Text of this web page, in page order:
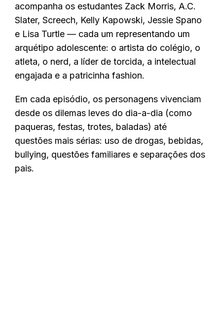
acompanha os estudantes Zack Morris, A.C.
Slater, Screech, Kelly Kapowski, Jessie Spano
e Lisa Turtle — cada um representando um
arquétipo adolescente: o artista do colégio, o
atleta, o nerd, a líder de torcida, a intelectual
engajada e a patricinha fashion.
Em cada episódio, os personagens vivenciam
desde os dilemas leves do dia-a-dia (como
paqueras, festas, trotes, baladas) até
questões mais sérias: uso de drogas, bebidas,
bullying, questões familiares e separações dos
pais.